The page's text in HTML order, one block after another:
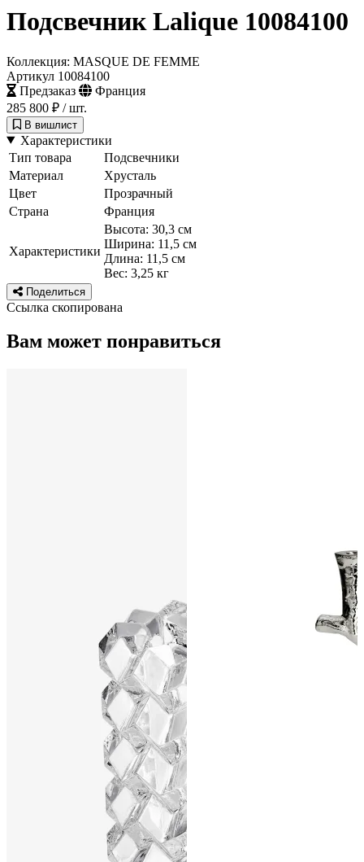
Подсвечник Lalique 10084100
Коллекция: MASQUE DE FEMME
Артикул 10084100
Предзаказ
Франция
285 800 ₽ / шт.
В вишлист
Характеристики
Тип товара
Подсвечники
Материал
Хрусталь
Цвет
Прозрачный
Страна
Франция
Характеристики
Высота: 30,3 см
Ширина: 11,5 см
Длина: 11,5 см
Вес: 3,25 кг
Поделиться
Ссылка скопирована
Вам может понравиться